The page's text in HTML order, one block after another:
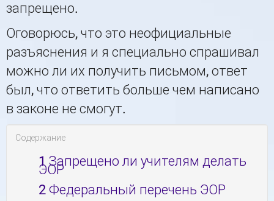
запрещено.
Оговорюсь, что это неофициальные
разъяснения и я специально спрашивал
можно ли их получить письмом, ответ
был, что ответить больше чем написано
в законе не смогут.
Содержание
1 Запрещено ли учителям делать
ЭОР
2 Федеральный перечень ЭОР